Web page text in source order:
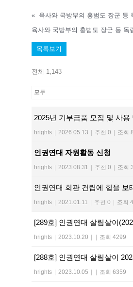
«
목록보기
전체 1,143
2025년 기부금품 모집 및 사용
hrights | 2026.05.13 | 추천 0 | 조회
인권연대 자원활동 신청
hrights | 2023.08.31 | 추천 0 | 조회
인권연대 회관 건립에 힘을 보
hrights | 2021.01.11 | 추천 0 | 조회
[289호] 인권연대 살림살이
hrights | 2023.10.20 | | 조회 4299
[288호] 인권연대 살림살이
hrights | 2023.10.05 | | 조회 6359